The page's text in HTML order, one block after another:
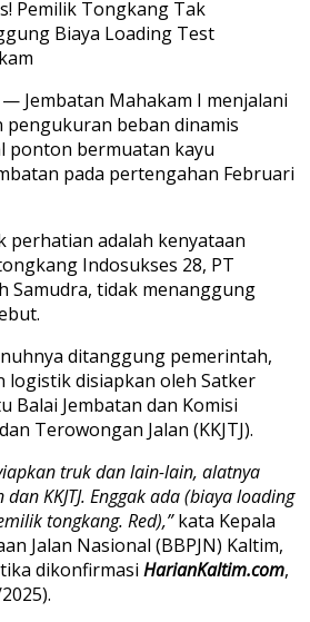
— Jembatan Mahakam I menjalani
pengukuran beban dinamis
ponton bermuatan kayu
pada pertengahan Februari
perhatian adalah kenyataan
Indosukses 28, PT
Samudra, tidak menanggung
ditanggung pemerintah,
logistik disiapkan oleh Satker
Balai Jembatan dan Komisi
Terowongan Jalan (KKJTJ).
truk dan lain-lain, alatnya
KKJTJ. Enggak ada (biaya loading
tongkang. Red),”kata Kepala
Jalan Nasional (BBPJN) Kaltim,
dikonfirmasi HarianKaltim.com,